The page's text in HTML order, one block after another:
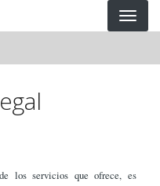
principal
los servicios que ofrece, es